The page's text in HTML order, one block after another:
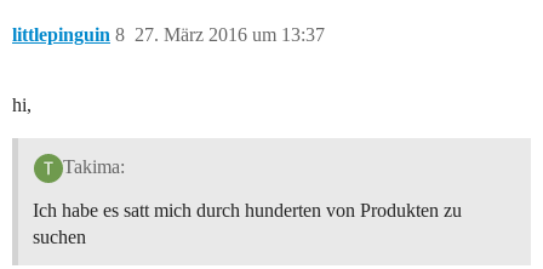
littlepinguin 27. März 2016 um 13:37
8
hi,
Takima:
Ich habe es satt mich durch hunderten von Produkten zu
suchen